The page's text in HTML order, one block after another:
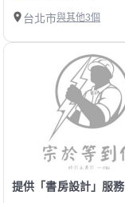
台北市與其他3個
提供「書房設計」服務